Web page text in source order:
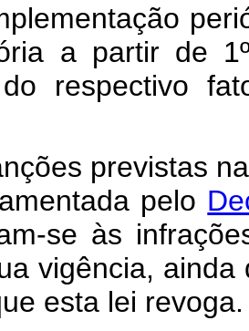
a partir de
respectivo
previstas
pelo
se às
vigência,
esta lei revoga.